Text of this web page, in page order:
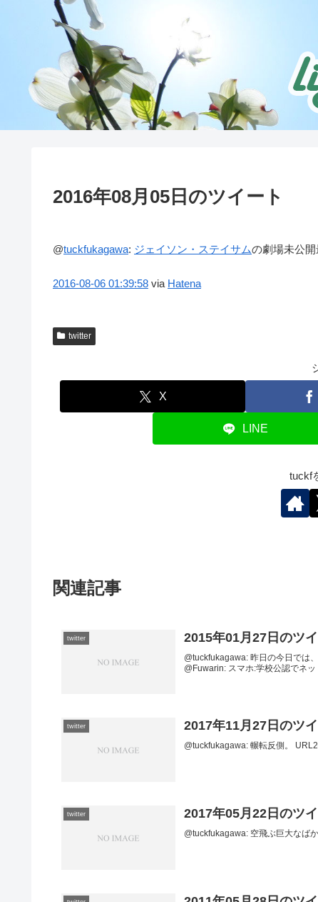
2016年08月05日のツイート
@tuckfukagawa: ジェイソン・ステイサムの劇場未公開
2016-08-06 01:39:58 via Hatena
twitter
X
LINE
tuckf
関連記事
twitter 2015年01月27日のツ
@tuckfukagawa: 昨日の今日では
@Fuwarin: スマホ:学校公認でネ
twitter 2017年11月27日のツ
@tuckfukagawa: 輾転反側。
twitter 2017年05月22日のツ
@tuckfukagawa: 空飛ぶ巨大なば